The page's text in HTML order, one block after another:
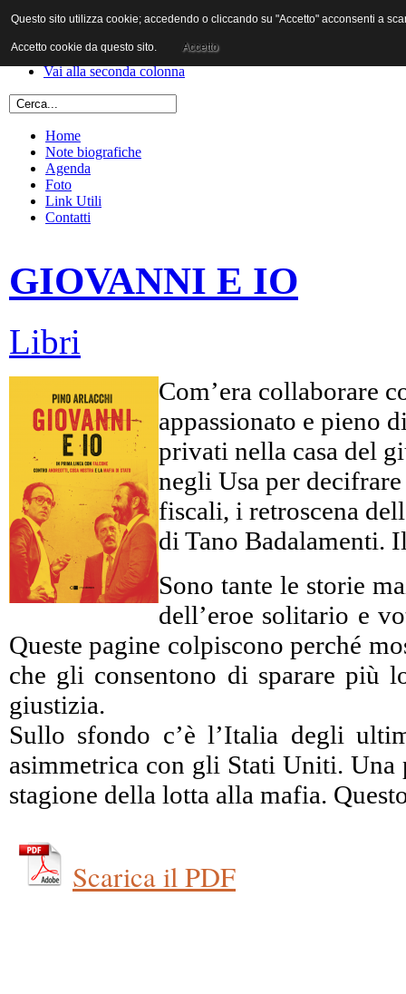
Vai al contenuto
Vai alla prima colonna
Vai alla seconda colonna
Home
Note biografiche
Agenda
Foto
Link Utili
Contatti
GIOVANNI E IO
Libri
Com’era collaborare
appassionato e pieno
privati nella casa del
negli Usa per
fiscali, i retroscena
di Tano Badalamenti.
Sono tante le storie
dell’eroe solitario e
Queste pagine colpiscono perché
che gli consentono di sparare più
giustizia.
Sullo sfondo c’è l’Italia degli
asimmetrica con gli Stati Uniti. Una
stagione della lotta alla mafia.
Scarica il PDF
Questo sito utilizza cookie; accedendo o cliccando su "Accetto" acconsenti a
Accetto cookie da questo sito. Accetto